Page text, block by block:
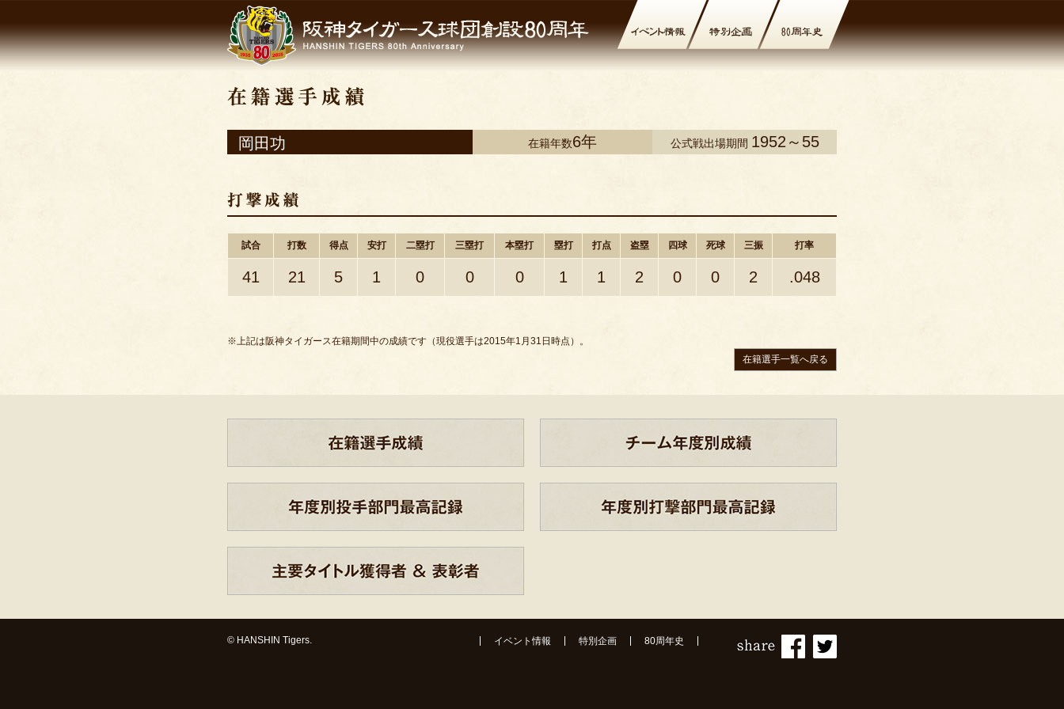
岡田功 在籍年数6年 公式戦出場期間 1952～55
試合 打数 得点 安打 二塁打 三塁打 本塁打 塁打 打点 盗塁 四球 死球 三振 打率
41 21 5 1 0 0 0 1 1 2 0 0 2 .048
※上記は阪神タイガース在籍期間中の成績です（現役選手は2015年1月31日時点）。
在籍選手一覧へ戻る
© HANSHIN Tigers. イベント情報 特別企画 80周年史